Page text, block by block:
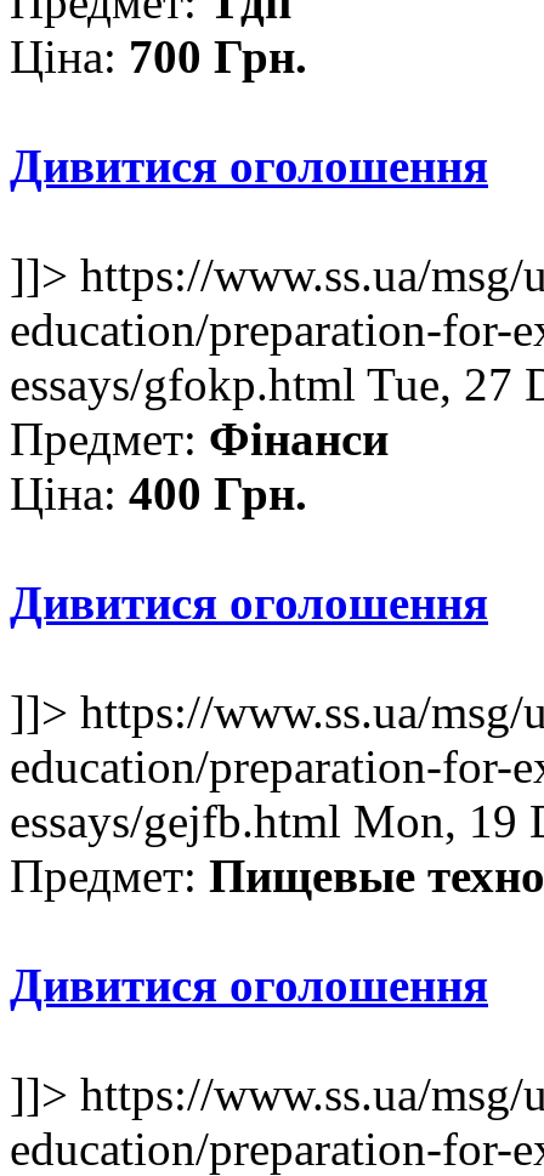
Ціна: 700 Грн.
Дивитися оголошення
]]> https://www.ss.ua/
education/preparation-for-
essays/gfokp.html Tue, 27
Предмет: Фінанси
Ціна: 400 Грн.
Дивитися оголошення
]]> https://www.ss.ua/
education/preparation-for-
essays/gejfb.html Mon, 19
Предмет: Пищевые
Дивитися оголошення
]]> https://www.ss.ua/
education/preparation-for-